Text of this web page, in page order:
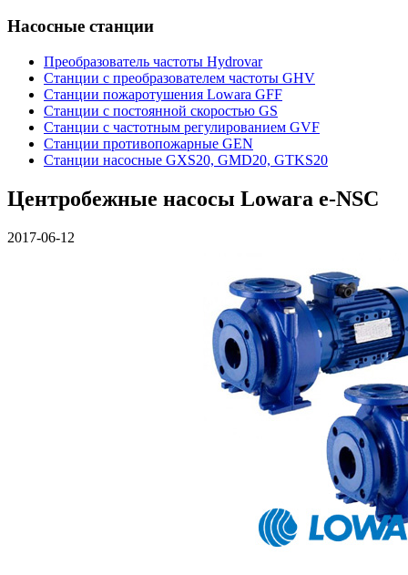
Насосные станции
Преобразователь частоты Hydrovar
Станции с преобразователем частоты GHV
Станции пожаротушения Lowara GFF
Станции с постоянной скоростью GS
Станции с частотным регулированием GVF
Станции противопожарные GEN
Станции насосные GXS20, GMD20, GTKS20
Центробежные насосы Lowara e-NSC
2017-06-12